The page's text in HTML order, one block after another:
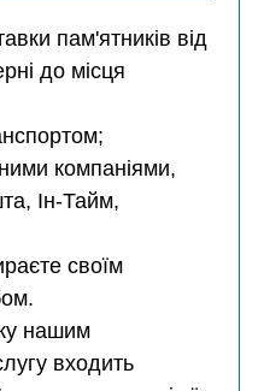
пам'ятників від
до місця
компаніями,
Ін-Тайм,
своїм
нашим
входить